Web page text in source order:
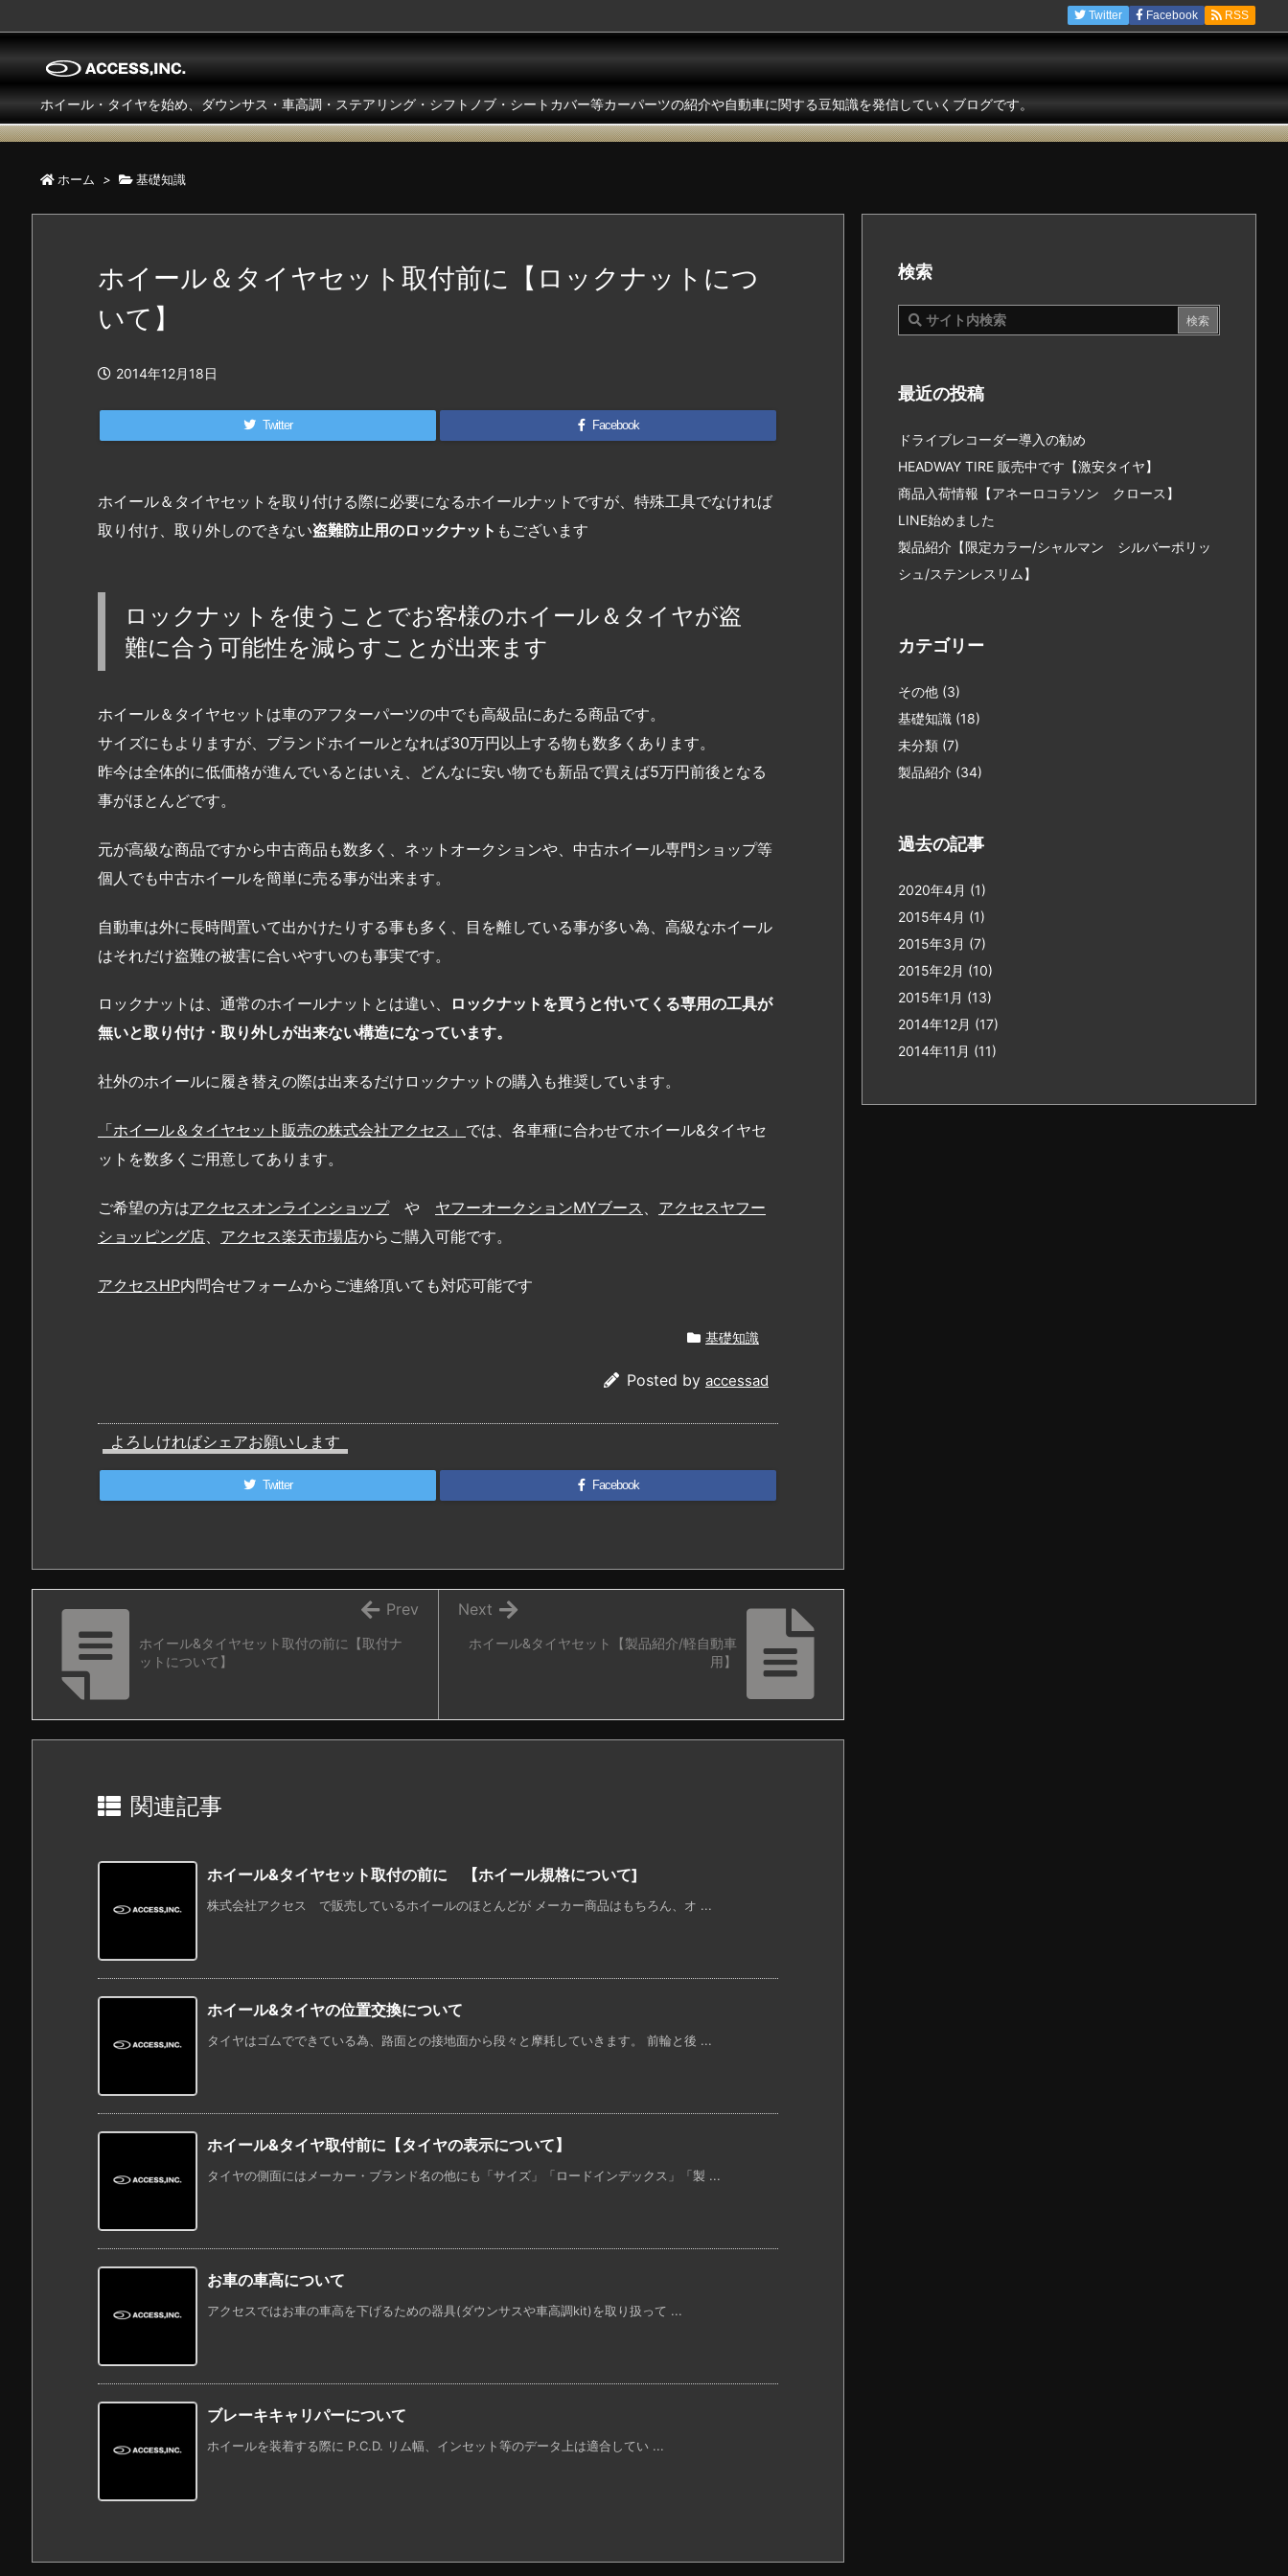
Twitter Facebook RSS
ホイール・タイヤを始め、ダウンサス・車高調・ステアリング・シフトノブ・シートカバー等カーパーツの紹介や自動車に関する豆知識を発信していくブログです。
ホーム > 基礎知識
ホイール＆タイヤセット取付前に【ロックナットにつ
いて】
2014年12月18日
Twitter Facebook
ホイール＆タイヤセットを取り付ける際に必要になるホイールナットですが、特殊工具でなければ
取り付け、取り外しのできない盗難防止用のロックナット もございます
ロックナットを使うことでお客様のホイール＆タイヤが盗
難に合う可能性を減らすことが出来ます
ホイール＆タイヤセットは車のアフターパーツの中でも高級品にあたる商品です。
サイズにもよりますが、ブランドホイールとなれば30万円以上する物も数多くあります。
昨今は全体的に低価格が進んでいるとはいえ、どんなに安い物でも新品で買えば5万円前後となる
事がほとんどです。
元が高級な商品ですから中古商品も数多く、ネットオークションや、中古ホイール専門ショップ等
個人でも中古ホイールを簡単に売る事が出来ます。
自動車は外に長時間置いて出かけたりする事も多く、目を離している事が多い為、高級なホイール
はそれだけ盗難の被害に合いやすいのも事実です。
ロックナットは、通常のホイールナットとは違い、
ロックナットを買うと付いてくる専用の工具が
無いと取り付け・取り外しが出来ない構造になっています。
社外のホイールに履き替えの際は出来るだけロックナットの購入も推奨しています。
「ホイール＆タイヤセット販売の株式会社アクセス」 では、各車種に合わせてホイール&タイヤセ
ットを数多くご用意してあります。
ご希望の方はアクセスオンラインショップや ヤフーオークションMYブース
アクセスヤフー
ショッピング店
アクセス楽天市場店からご購入可能です。
アクセスHP内問合せフォームからご連絡頂いても対応可能です
基礎知識
Posted by accessad
よろしければシェアお願いします
Twitter Facebook
ホイール&タイヤセット【製品紹介/軽自動車
用】
Next
ホイール&タイヤセット取付の前に【取付ナ
ットについて】
Prev
関連記事
ホイール&タイヤセット取付の前に 【ホイール規格について]
株式会社アクセス で販売しているホイールのほとんどが メーカー商品はもちろん、オ ...
ホイール&タイヤの位置交換について
タイヤはゴムでできている為、路面との接地面から段々と摩耗していきます。 前輪と後 ...
ホイール&タイヤ取付前に【タイヤの表示について】
タイヤの側面にはメーカー・ブランド名の他にも「サイズ」「ロードインデックス」「製 ...
お車の車高について
アクセスではお車の車高を下げるための器具(ダウンサスや車高調kit)を取り扱って ...
ブレーキキャリパーについて
ホイールを装着する際に P.C.D. リム幅、インセット等のデータ上は適合してい ...
検索
最近の投稿
ドライブレコーダー導入の勧め
HEADWAY TIRE 販売中です【激安タイヤ】
商品入荷情報【アネーロコラソン クロース】
LINE始めました
製品紹介【限定カラー/シャルマン シルバーポリッ
シュ/ステンレスリム】
カテゴリー
その他 (3)
基礎知識 (18)
未分類 (7)
製品紹介 (34)
過去の記事
2020年4月 (1)
2015年4月 (1)
2015年3月 (7)
2015年2月 (10)
2015年1月 (13)
2014年12月 (17)
2014年11月 (11)